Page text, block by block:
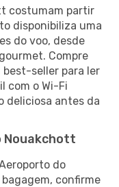
costumam partir
disponibiliza uma
do voo, desde
Compre
seller para ler
com o Wi-Fi
deliciosa antes da
Nouakchott
do
confirme